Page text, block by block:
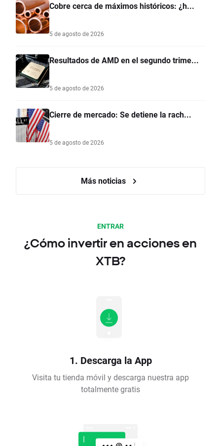
Cobre cerca de máximos históricos: ¿h...
5 de agosto de 2026
Resultados de AMD en el segundo trime...
5 de agosto de 2026
Cierre de mercado: Se detiene la rach...
5 de agosto de 2026
Más noticias
ENTRAR
¿Cómo invertir en acciones en
XTB?
1. Descarga la App
Visita tu tienda móvil y descarga nuestra app
totalmente gratis